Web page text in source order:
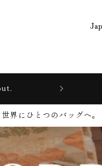
C
n
r
y
/
界にひとつのバッグへ。